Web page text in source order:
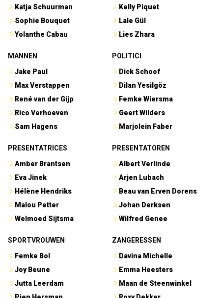
Katja Schuurman
Sophie Bouquet
Yolanthe Cabau
Kelly Piquet
Lale Gül
Lies Zhara
MANNEN
Jake Paul
Max Verstappen
René van der Gijp
Rico Verhoeven
Sam Hagens
POLITICI
Dick Schoof
Dilan Yesilgöz
Femke Wiersma
Geert Wilders
Marjolein Faber
PRESENTATRICES
Amber Brantsen
Eva Jinek
Hélène Hendriks
Malou Petter
Welmoed Sijtsma
PRESENTATOREN
Albert Verlinde
Arjen Lubach
Beau van Erven Dorens
Johan Derksen
Wilfred Genee
SPORTVROUWEN
Femke Bol
Joy Beune
Jutta Leerdam
ZANGERESSEN
Davina Michelle
Emma Heesters
Maan de Steenwinkel